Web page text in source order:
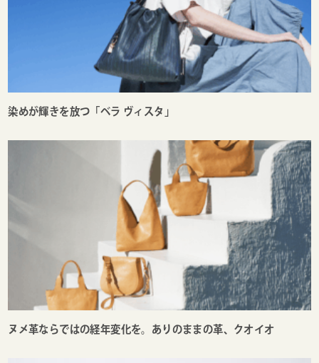
染めが輝きを放つ「ベラ ヴィスタ」
ヌメ革ならではの経年変化を。ありのままの革、クオイオ